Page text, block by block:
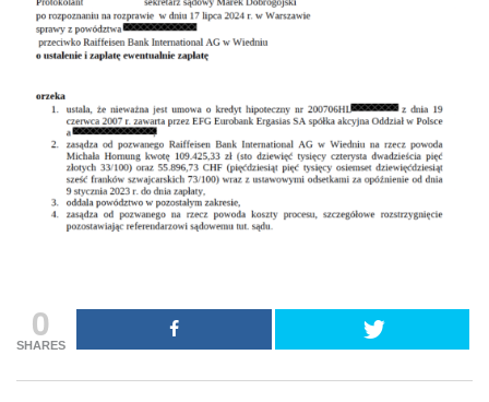
0
SHARES